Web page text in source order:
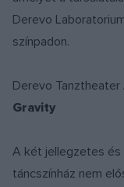
Derevo
színpadon.
Derevo
Gravity
A két jellegzetes és
táncszínház nem